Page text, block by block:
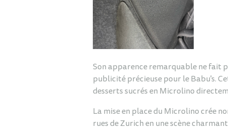
Son apparence remarquable ne fait
publicité précieuse pour le Babu's.
desserts sucrés en Microlino
La mise en place du Microlino crée
rues de Zurich en une scène